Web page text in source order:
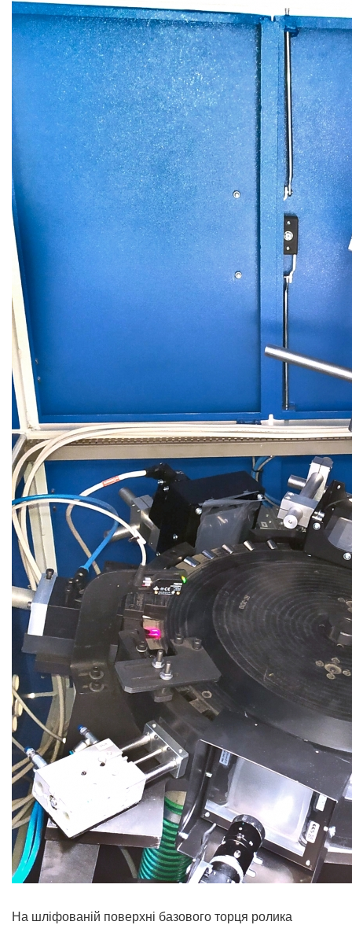
На шліфованій поверхні базового торця ролика